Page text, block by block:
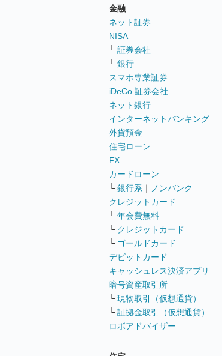
金融
ネット証券
NISA
└ 証券会社
└ 銀行
スマホ専業証券
iDeCo 証券会社
ネット銀行
インターネットバンキング
外貨預金
住宅ローン
FX
カードローン
└ 銀行系 ｜
ノンバンク
クレジットカード
└ 年会費無料
└ クレジットカード
└ ゴールドカード
デビットカード
キャッシュレス決済アプリ
暗号資産取引所
└ 現物取引（仮想通貨）
└ 証拠金取引（仮想通貨）
ロボアドバイザー